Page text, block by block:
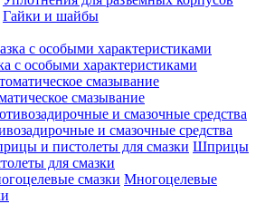
Гайки и шайбы
с особыми характеристиками
смазывание
и смазочные средства
Шприцы
для смазки
Многоцелевые